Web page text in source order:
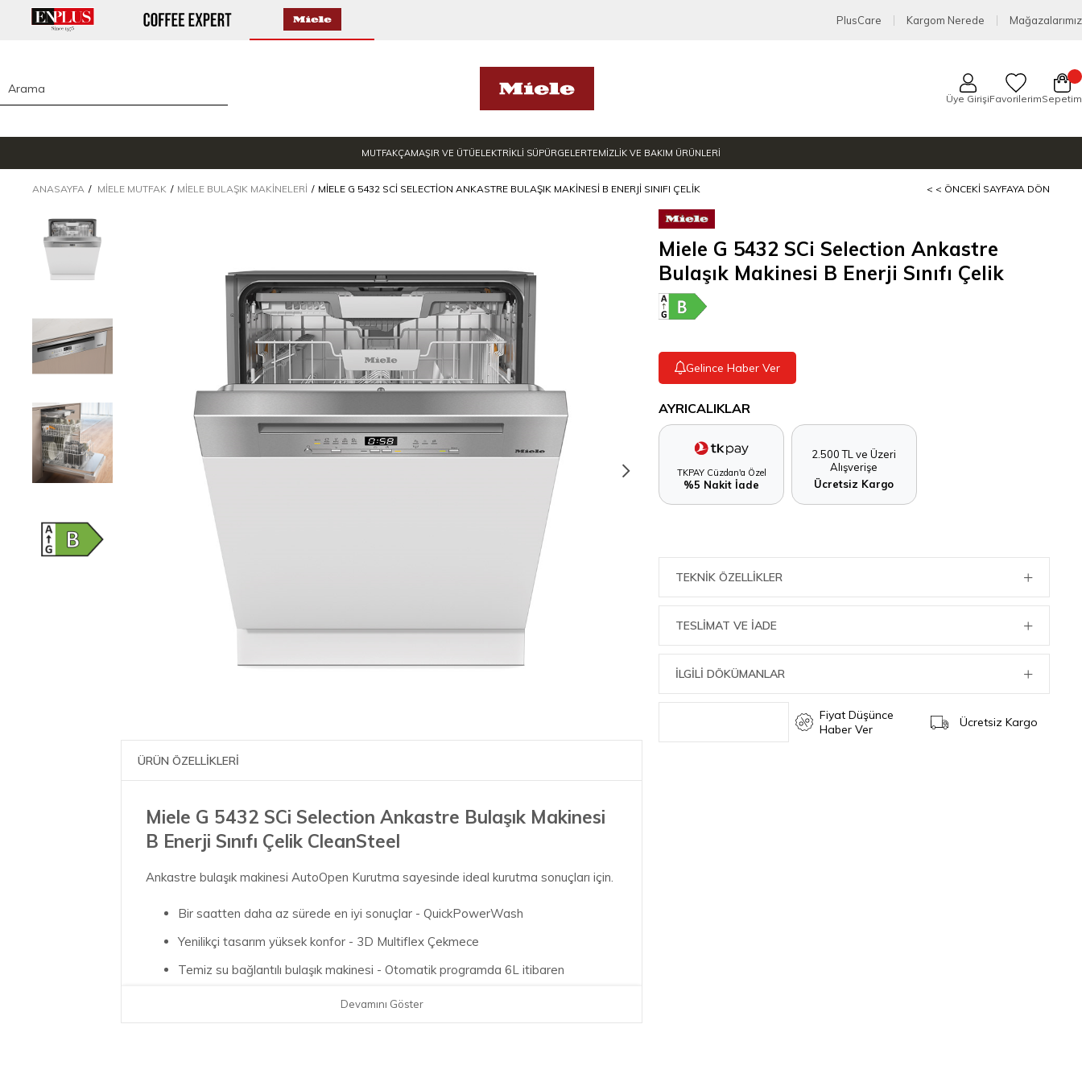
PlusCare Kargom Nerede Mağazalarımız
Üye GirişiFavorilerimSepetim
MUTFAKÇAMAŞIR VE ÜTÜELEKTRİKLİ SÜPÜRGELERTEMİZLİK VE BAKIM ÜRÜNLERİ
ANASAYFA MIELE MUTFAK MIELE BULAŞIK MAKINELERI MIELE G 5432 SCI SELECTION ANKASTRE BULAŞIK MAKINESI B ENERJI SINIFI ÇELIK < < ÖNCEKI SAYFAYA DÖN
ÜRÜN ÖZELLİKLERİ
Miele G 5432 SCi Selection Ankastre Bulaşık Makinesi
B Enerji Sınıfı Çelik CleanSteel
Ankastre bulaşık makinesi AutoOpen Kurutma sayesinde ideal kurutma sonuçları için.
Bir saatten daha az sürede en iyi sonuçlar - QuickPowerWash
Yenilikçi tasarım yüksek konfor - 3D Multiflex Çekmece
Temiz su bağlantılı bulaşık makinesi - Otomatik programda 6L itibaren
İlave çatal-bıçak sepeti sayesinde maksimum esneklik
Esnek ve güvenli yerleştirme - Comfort sepet tasarımı
Devamını Göster
Miele G 5432 SCi Selection Ankastre
Bulaşık Makinesi B Enerji Sınıfı Çelik
Gelince Haber Ver
AYRICALIKLAR
TKPAY Cüzdan'a Özel
%5 Nakit İade
2.500 TL ve Üzeri
Alışverişe
Ücretsiz Kargo
TEKNIK ÖZELLIKLER
TESLİMAT VE İADE
İLGİLİ DÖKÜMANLAR
Fiyat Düşünce
Haber Ver
Ücretsiz Kargo